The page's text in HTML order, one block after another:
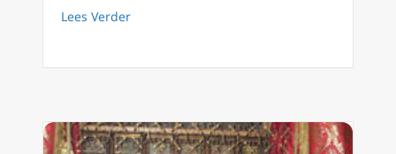
Lees Verderabout Dag 4 van de Advent 2025 –